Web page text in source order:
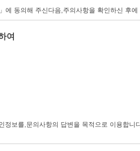
에 동의해 주신다음,주의사항을 확인하신 후
여
정보를,문의사항의 답변을 목적으로 이용합니